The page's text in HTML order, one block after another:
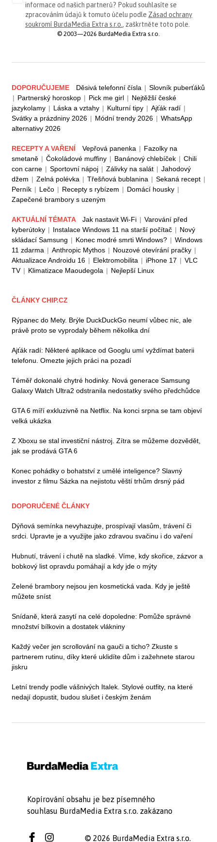
informace od našich partnerů? Pokud souhlasíte se
zpracováním údajů k tomuto účelu podle Zásad ochrany
soukromí BurdaMedia Extra s.r.o., zaškrtněte toto pole.
© 2003—2026 BurdaMedia Extra s.r.o.
DOPORUČUJEME Děsivá telefonní čísla | Slovník puberťáků
| Partnerský horoskop | Pick me girl | Nejtěžší české
jazykolamy | Láska a vztahy | Kulturní tipy | Ajťák radí |
Svátky a prázdniny 2026 | Módní trendy 2026 | WhatsApp
alternativy 2026
RECEPTY A VAŘENÍ Vepřová panenka | Fazolky na
smetaně | Čokoládové muffiny | Banánový chlebíček | Chili
con carne | Sportovní nápoj | Zálivky na salát | Jahodový
džem | Zelná polévka | Třešňová bublanina | Sekaná recept |
Perník | Lečo | Recepty s rybízem | Domácí housky |
Zapečené brambory s uzeným
AKTUÁLNÍ TÉMATA Jak nastavit Wi-Fi | Varování před
kyberútoky | Instalace Windows 11 na starší počítač | Nový
skládací Samsung | Konec modré smrti Windows? | Windows
11 zdarma | Anthropic Mythos | Nouzové otevírání pračky |
Aktualizace Androidu 16 | Elektromobilita | iPhone 17 | VLC
TV | Klimatizace Maoudegola | Nejlepší Linux
ČLÁNKY CHIP.CZ
Rýpanec do Mety. Brýle DuckDuckGo neumí vůbec nic, ale
právě proto se vyprodaly během několika dní
Ajťák radí: Některé aplikace od Googlu umí vyždímat baterii
telefonu. Omezte jejich práci na pozadí
Téměř dokonalé chytré hodinky. Nová generace Samsung
Galaxy Watch Ultra2 odstranila nedostatky svého předchůdce
GTA 6 míří exkluzivně na Netflix. Na konci srpna se tam objeví
velká ukázka
Z Xboxu se stal investiční nástroj. Zítra se můžeme dozvědět,
jak se prodává GTA 6
Konec pohádky o bohatství z umělé inteligence? Slavný
investor z filmu Sázka na nejistotu věští trhům drsný pád
DOPORUČENÉ ČLÁNKY
Dýňová semínka nevyhazujte, prospívají vlasům, trávení či
srdci. Upravte je a využijte jako zdravou svačinu i do vaření
Hubnutí, trávení i chutě na sladké. Víme, kdy skořice, zázvor a
bobkový list opravdu pomáhají a kdy jde o mýty
Zelené brambory nejsou jen kosmetická vada. Kdy je ještě
můžete sníst
Snídaně, která zasytí na celé dopoledne: Pomůže správné
množství bílkovin a dostatek vlákniny
Každý večer jen scrollování na gauči a ticho? Zkuste s
partnerem rutinu, díky které uklidíte dům i zažehnete starou
jiskru
Letní trendy podle vášnivých Italek. Stylové outfity, na které
nedají dopustit, budou slušet i českým ženám
Kopírování obsahu je bez písemného
souhlasu BurdaMedia Extra s.r.o. zakázano
© 2026 BurdaMedia Extra s.r.o.